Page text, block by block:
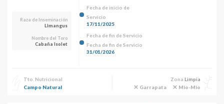
Raza de Inseminación
Limangus
Nombre del Toro
Cabaña Isolet
Fecha de inicio de
Servicio
17/11/2025
Fecha de fin de Servicio
Fecha de fin de Servicio
31/01/2026
Tto. Nutricional
Campo Natural
Zona Limpia
Garrapata
Mio-Mio